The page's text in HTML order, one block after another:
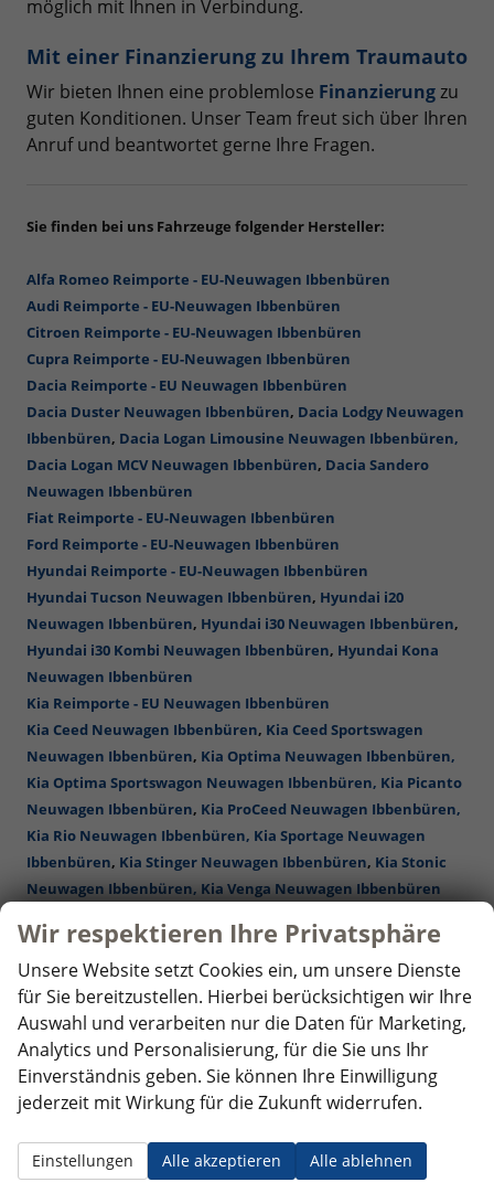
möglich mit Ihnen in Verbindung.
Mit einer Finanzierung zu Ihrem Traumauto
Wir bieten Ihnen eine problemlose Finanzierungzu
guten Konditionen. Unser Team freut sich über Ihren
Anruf und beantwortet gerne Ihre Fragen.
Sie finden bei uns Fahrzeuge folgender Hersteller:
Alfa Romeo Reimporte - EU-Neuwagen Ibbenbüren
Audi Reimporte - EU-Neuwagen Ibbenbüren
Citroen Reimporte - EU-Neuwagen Ibbenbüren
Cupra Reimporte - EU-Neuwagen Ibbenbüren
Dacia Reimporte - EU Neuwagen Ibbenbüren
Dacia Duster Neuwagen Ibbenbüren, Dacia Lodgy Neuwagen
Ibbenbüren, Dacia Logan Limousine Neuwagen Ibbenbüren,
Dacia Logan MCV Neuwagen Ibbenbüren, Dacia Sandero
Neuwagen Ibbenbüren
Fiat Reimporte - EU-Neuwagen Ibbenbüren
Ford Reimporte - EU-Neuwagen Ibbenbüren
Hyundai Reimporte - EU-Neuwagen Ibbenbüren
Hyundai Tucson Neuwagen Ibbenbüren, Hyundai i20
Neuwagen Ibbenbüren, Hyundai i30 Neuwagen Ibbenbüren,
Hyundai i30 Kombi Neuwagen Ibbenbüren, Hyundai Kona
Neuwagen Ibbenbüren
Kia Reimporte - EU Neuwagen Ibbenbüren
Kia Ceed Neuwagen Ibbenbüren, Kia Ceed Sportswagen
Neuwagen Ibbenbüren, Kia Optima Neuwagen Ibbenbüren,
Kia Optima Sportswagon Neuwagen Ibbenbüren, Kia Picanto
Neuwagen Ibbenbüren, Kia ProCeed Neuwagen Ibbenbüren,
Kia Rio Neuwagen Ibbenbüren, Kia Sportage Neuwagen
Ibbenbüren, Kia Stinger Neuwagen Ibbenbüren, Kia Stonic
Neuwagen Ibbenbüren, Kia Venga Neuwagen Ibbenbüren
Nissan Reimporte - EU Neuwagen Ibbenbüren
Opel Reimporte - EU Neuwagen Ibbenbüren
Peugeot Reimporte - EU Neuwagen Ibbenbüren
Renault Reimporte - EU Neuwagen Ibbenbüren
Seat Reimporte - EU Neuwagen Ibbenbüren
Seat Alhambra Neuwagen Ibbenbüren ,Seat Arona Combi
Neuwagen Ibbenbüren, Seat Ateca Neuwagen Ibbenbüren,
Ibbenbüren,Seat Leon Sportstourer ST Neuwagen
Ibbenbüren,Seat Tarraco Neuwagen Ibbenbüren
Wir respektieren Ihre Privatsphäre
Unsere Website setzt Cookies ein, um unsere Dienste
für Sie bereitzustellen. Hierbei berücksichtigen wir Ihre
Auswahl und verarbeiten nur die Daten für Marketing,
Analytics und Personalisierung, für die Sie uns Ihr
Einverständnis geben. Sie können Ihre Einwilligung
jederzeit mit Wirkung für die Zukunft widerrufen.
Alle akzeptieren Alle ablehnen
Einstellungen